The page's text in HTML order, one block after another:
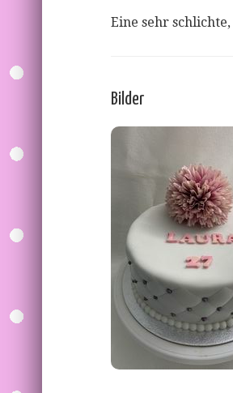
Eine sehr
Bilder